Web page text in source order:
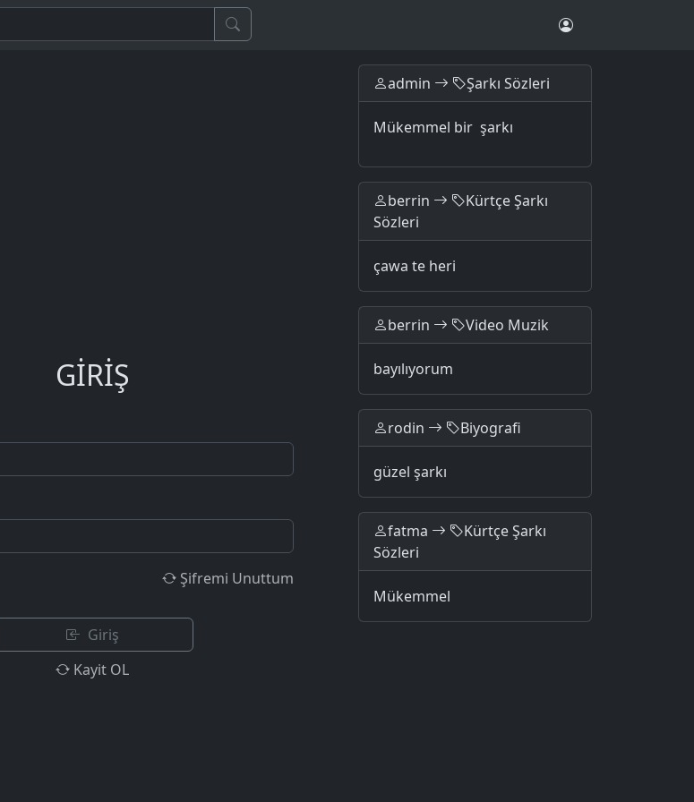
GİRİŞ
Şifremi Unuttum
Giriş
Kayit OL
admin Şarkı Sözleri
Mükemmel bir şarkı
berrin
Kürtçe Şarkı
Sözleri
çawa te heri
berrin Video Muzik
bayılıyorum
rodin Biyografi
güzel şarkı
fatma
Kürtçe Şarkı
Sözleri
Mükemmel